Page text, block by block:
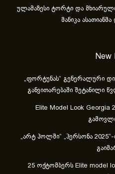
ულამაზესი ტორტი და
მანიკა
New
„ფორტუნას“ გენერალური
განვითარებაში შეტანილი
Elite Model Look Georgia
„არტ ჰოლში“ „პერსონა
25 ოქტომბერს Elite model